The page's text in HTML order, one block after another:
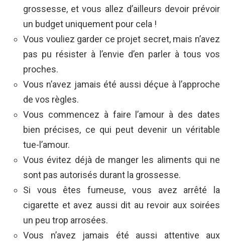
grossesse, et vous allez d’ailleurs devoir prévoir
un budget uniquement pour cela !
Vous vouliez garder ce projet secret, mais n’avez
pas pu résister à l’envie d’en parler à tous vos
proches.
Vous n’avez jamais été aussi déçue à l’approche
de vos règles.
Vous commencez à faire l’amour à des dates
bien précises, ce qui peut devenir un véritable
tue-l’amour.
Vous évitez déjà de manger les aliments qui ne
sont pas autorisés durant la grossesse.
Si vous êtes fumeuse, vous avez arrêté la
cigarette et avez aussi dit au revoir aux soirées
un peu trop arrosées.
Vous n’avez jamais été aussi attentive aux